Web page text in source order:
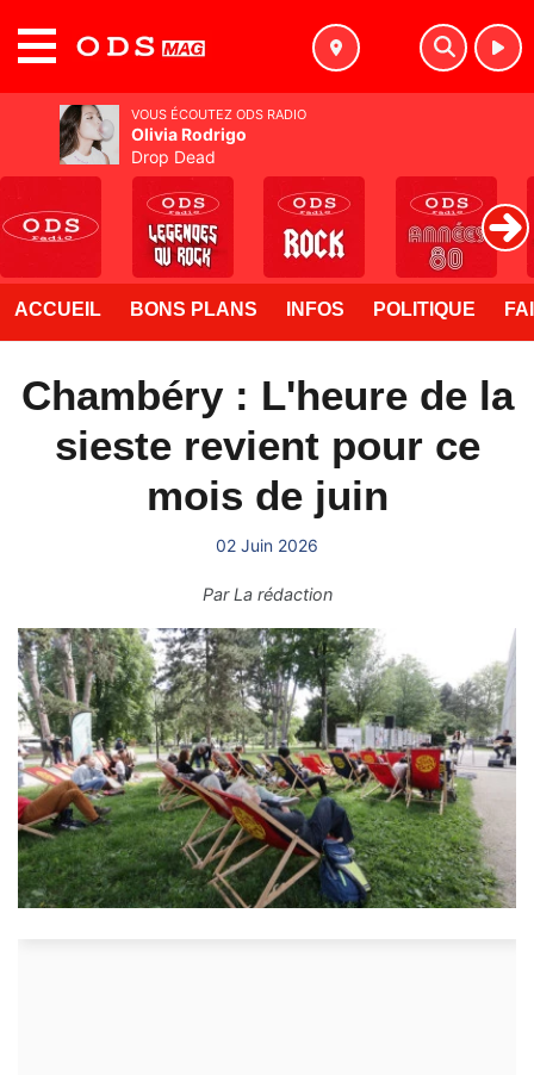
ACCUEIL BONS PLANS INFOS POLITIQUE
Chambéry : L'heure de la
sieste revient pour ce
mois de juin
02 Juin 2026
ParLa rédaction
VOUS ÉCOUTEZ ODS RADIO
Olivia Rodrigo
Drop Dead